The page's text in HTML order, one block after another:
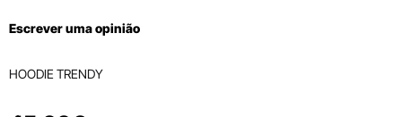
Escrever uma opinião
HOODIE TRENDY